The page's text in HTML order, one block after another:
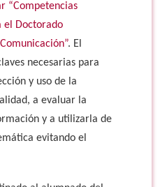
“Competencias
el Doctorado
. El
necesarias para
y uso de la
a evaluar la
y a utilizarla de
evitando el